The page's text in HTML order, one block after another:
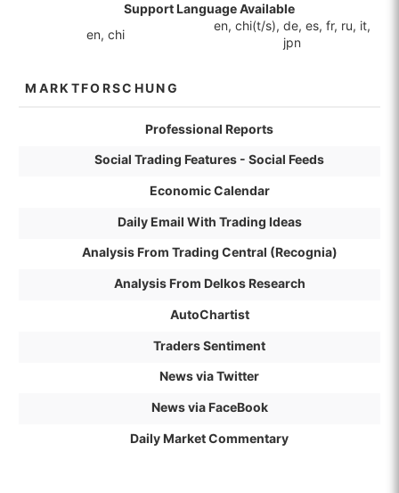
Support Language Available
en, chi
en, chi(t/s), de, es, fr, ru, it,
jpn
MARKTFORSCHUNG
Professional Reports
Social Trading Features - Social Feeds
Economic Calendar
Daily Email With Trading Ideas
Analysis From Trading Central (Recognia)
Analysis From Delkos Research
AutoChartist
Traders Sentiment
News via Twitter
News via FaceBook
Daily Market Commentary